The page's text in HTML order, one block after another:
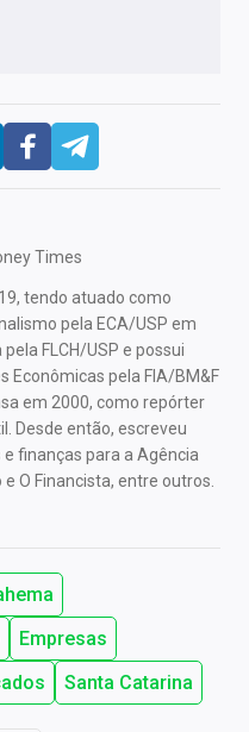
Times
tendo atuado como
pela ECA/USP em
FLCH/USP e possui
Econômicas pela FIA/BM&F
em 2000, como repórter
Desde então, escreveu
finanças para a Agência
e O Financista, entre outros.
Empresas
Santa Catarina